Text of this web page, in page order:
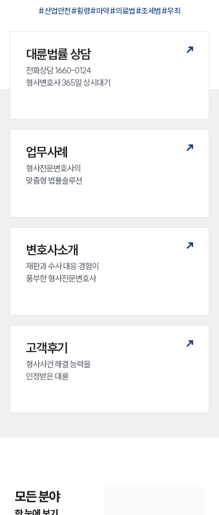
#산업안전#횡령#마약#의료법#조세범#무죄
대륜법률 상담
전화상담 1660-0124
형사변호사 365일 상시대기
업무사례
형사전문변호사의
맞춤형 법률솔루션
변호사소개
재판과 수사 대응 경험이
풍부한 형사전문변호사
고객후기
형사사건 해결 능력을
인정받은 대륜
모든 분야